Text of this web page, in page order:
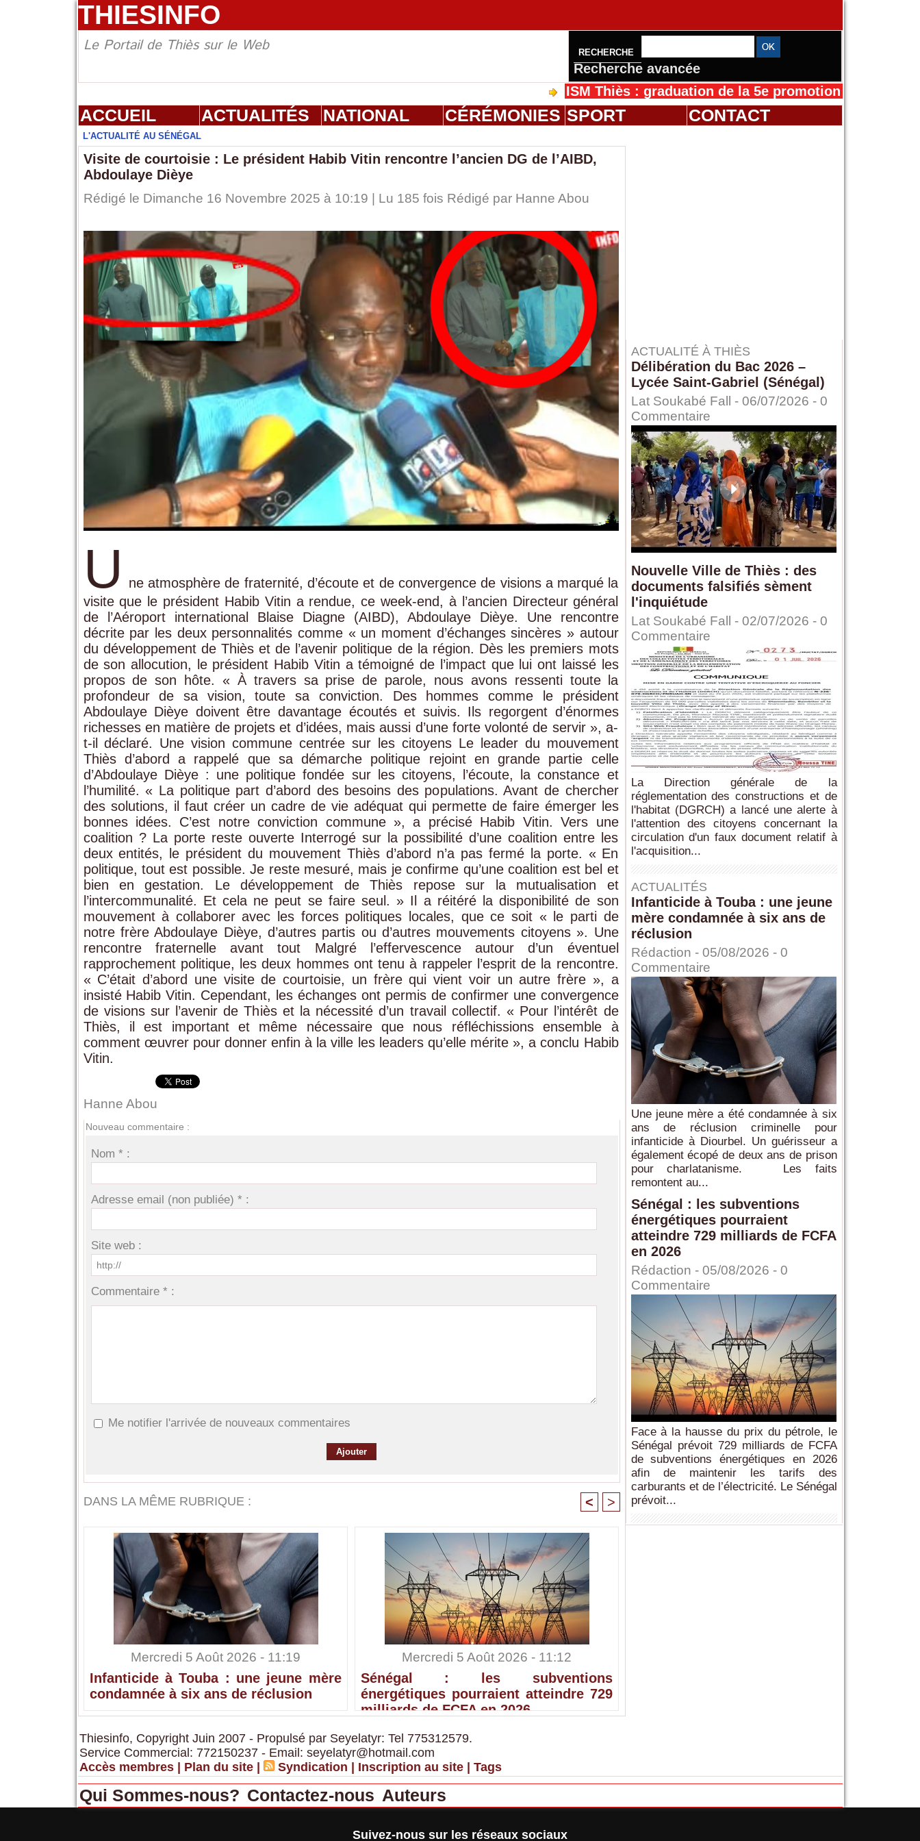
THIESINFO
Le Portail de Thiès sur le Web RECHERCHE
Recherche avancée
ISM Thiès : graduation de la 5e promotion de l’IFMES
ACCUEIL ACTUALITÉS NATIONAL CÉRÉMONIES SPORT CONTACT
L'ACTUALITÉ AU SÉNÉGAL
Visite de courtoisie : Le président Habib Vitin rencontre l’ancien DG de l’AIBD,
Abdoulaye Dièye
Rédigé le Dimanche 16 Novembre 2025 à 10:19 | Lu 185 fois Rédigé par Hanne Abou
U
ne atmosphère de fraternité, d’écoute et de convergence de visions a marqué la
visite que le président Habib Vitin a rendue, ce week-end, à l’ancien Directeur général
de l’Aéroport international Blaise Diagne (AIBD), Abdoulaye Dièye. Une rencontre
décrite par les deux personnalités comme « un moment d’échanges sincères » autour
du développement de Thiès et de l’avenir politique de la région. Dès les premiers mots
de son allocution, le président Habib Vitin a témoigné de l’impact que lui ont laissé les
propos de son hôte. « À travers sa prise de parole, nous avons ressenti toute la
profondeur de sa vision, toute sa conviction. Des hommes comme le président
Abdoulaye Dièye doivent être davantage écoutés et suivis. Ils regorgent d’énormes
richesses en matière de projets et d’idées, mais aussi d’une forte volonté de servir », a-
t-il déclaré. Une vision commune centrée sur les citoyens Le leader du mouvement
Thiès d’abord a rappelé que sa démarche politique rejoint en grande partie celle
d’Abdoulaye Dièye : une politique fondée sur les citoyens, l’écoute, la constance et
l’humilité. « La politique part d’abord des besoins des populations. Avant de chercher
des solutions, il faut créer un cadre de vie adéquat qui permette de faire émerger les
bonnes idées. C’est notre conviction commune », a précisé Habib Vitin. Vers une
coalition ? La porte reste ouverte Interrogé sur la possibilité d’une coalition entre les
deux entités, le président du mouvement Thiès d’abord n’a pas fermé la porte. « En
politique, tout est possible. Je reste mesuré, mais je confirme qu’une coalition est bel et
bien en gestation. Le développement de Thiès repose sur la mutualisation et
l’intercommunalité. Et cela ne peut se faire seul. » Il a réitéré la disponibilité de son
mouvement à collaborer avec les forces politiques locales, que ce soit « le parti de
notre frère Abdoulaye Dièye, d’autres partis ou d’autres mouvements citoyens ». Une
rencontre fraternelle avant tout Malgré l’effervescence autour d’un éventuel
rapprochement politique, les deux hommes ont tenu à rappeler l’esprit de la rencontre.
« C’était d’abord une visite de courtoisie, un frère qui vient voir un autre frère », a
insisté Habib Vitin. Cependant, les échanges ont permis de confirmer une convergence
de visions sur l’avenir de Thiès et la nécessité d’un travail collectif. « Pour l’intérêt de
Thiès, il est important et même nécessaire que nous réfléchissions ensemble à
comment œuvrer pour donner enfin à la ville les leaders qu’elle mérite », a conclu Habib
Vitin.
Hanne Abou
Nouveau commentaire :
Nom * :
Adresse email (non publiée) * :
Site web :
Commentaire * :
Me notifier l'arrivée de nouveaux commentaires
DANS LA MÊME RUBRIQUE : < >
Mercredi 5 Août 2026 - 11:19
Infanticide à Touba : une jeune mère
condamnée à six ans de réclusion
Mercredi 5 Août 2026 - 11:12
Sénégal : les subventions
énergétiques pourraient atteindre 729
milliards de FCFA en 2026
ACTUALITÉ À THIÈS
Délibération du Bac 2026 –
Lycée Saint-Gabriel (Sénégal)
Lat Soukabé Fall - 06/07/2026 - 0
Commentaire
Nouvelle Ville de Thiès : des
documents falsifiés sèment
l'inquiétude
Lat Soukabé Fall - 02/07/2026 - 0
Commentaire
La Direction générale de la
réglementation des constructions et de
l'habitat (DGRCH) a lancé une alerte à
l'attention des citoyens concernant la
circulation d'un faux document relatif à
l'acquisition...
ACTUALITÉS
Infanticide à Touba : une jeune
mère condamnée à six ans de
réclusion
Rédaction - 05/08/2026 - 0
Commentaire
Une jeune mère a été condamnée à six
ans de réclusion criminelle pour
infanticide à Diourbel. Un guérisseur a
également écopé de deux ans de prison
pour charlatanisme. Les faits
remontent au...
Sénégal : les subventions
énergétiques pourraient
atteindre 729 milliards de FCFA
en 2026
Rédaction - 05/08/2026 - 0
Commentaire
Face à la hausse du prix du pétrole, le
Sénégal prévoit 729 milliards de FCFA
de subventions énergétiques en 2026
afin de maintenir les tarifs des
carburants et de l’électricité. Le Sénégal
prévoit...
Thiesinfo, Copyright Juin 2007 - Propulsé par Seyelatyr: Tel 775312579.
Service Commercial: 772150237 - Email: seyelatyr@hotmail.com
Accès membres | Plan du site | Syndication | Inscription au site | Tags
Qui Sommes-nous? Contactez-nous Auteurs
Suivez-nous sur les réseaux sociaux